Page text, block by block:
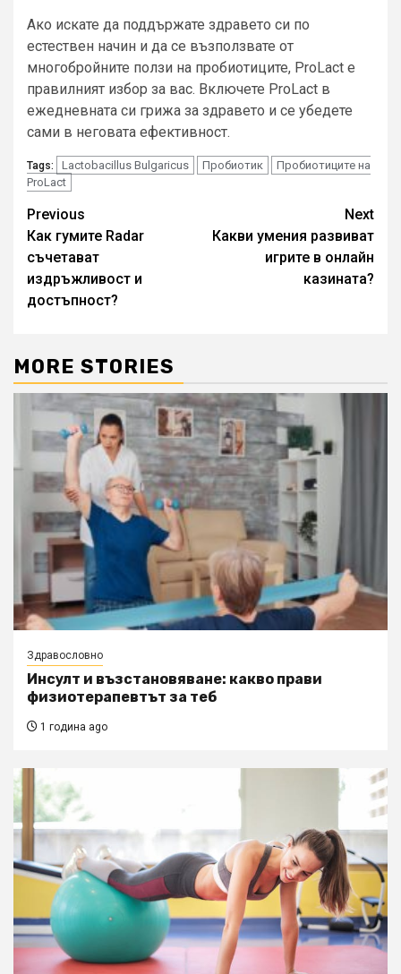
Ако искате да поддържате здравето си по
естествен начин и да се възползвате от
многобройните ползи на пробиотиците, ProLact е
правилният избор за вас. Включете ProLact в
ежедневната си грижа за здравето и се убедете
сами в неговата ефективност.
Tags: Lactobacillus Bulgaricus Пробиотик
Пробиотиците на
ProLact
Continue
Reading
Previous
Как гумите Radar
съчетават
издръжливост и
достъпност?
Next
Какви умения развиват
игрите в онлайн
казината?
MORE STORIES
Здравословно
Инсулт и възстановяване: какво прави
физиотерапевтът за теб
1 година ago